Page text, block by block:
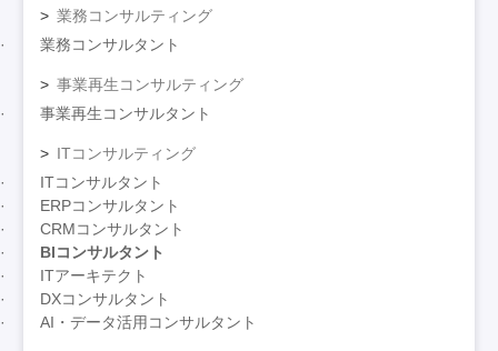
業務コンサルティング
業務コンサルタント
事業再生コンサルティング
事業再生コンサルタント
ITコンサルティング
ITコンサルタント
ERPコンサルタント
CRMコンサルタント
BIコンサルタント
ITアーキテクト
DXコンサルタント
AI・データ活用コンサルタント